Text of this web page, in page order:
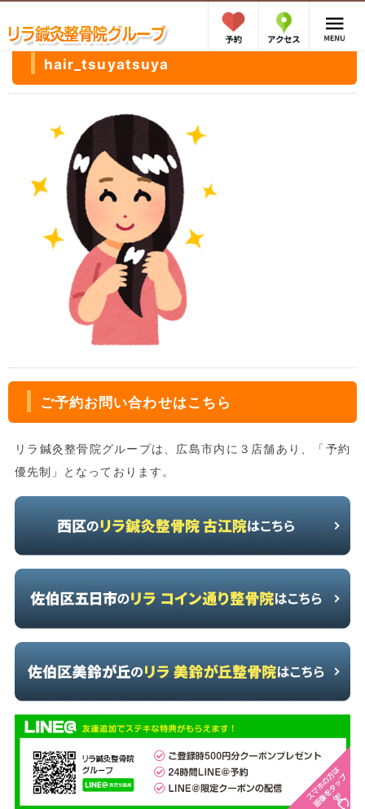
hair_tsuyatsuya
ご予約お問い合わせはこちら
リラ鍼灸整骨院グループは、広島市内に３店舗あり、「予約
優先制」となっております。